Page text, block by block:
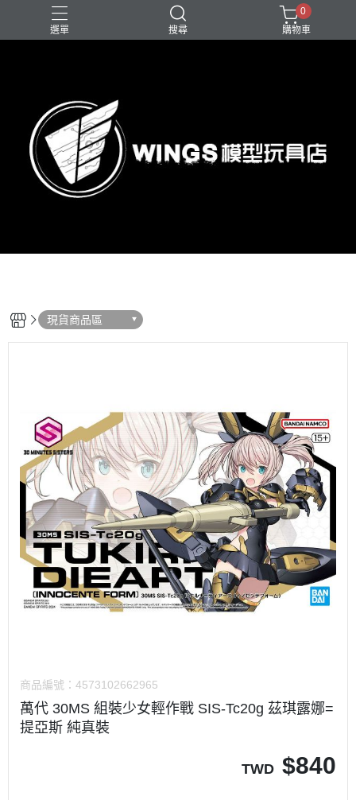
選單 搜尋
0
購物車
現貨商品區
商品編號： 4573102662965
萬代 30MS 組裝少女輕作戰 SIS-Tc20g 茲琪露娜=
提亞斯 純真裝
TWD $840